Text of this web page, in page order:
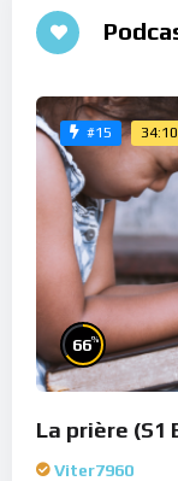
#15 34:10
66%
La prière (S1
Viter7960